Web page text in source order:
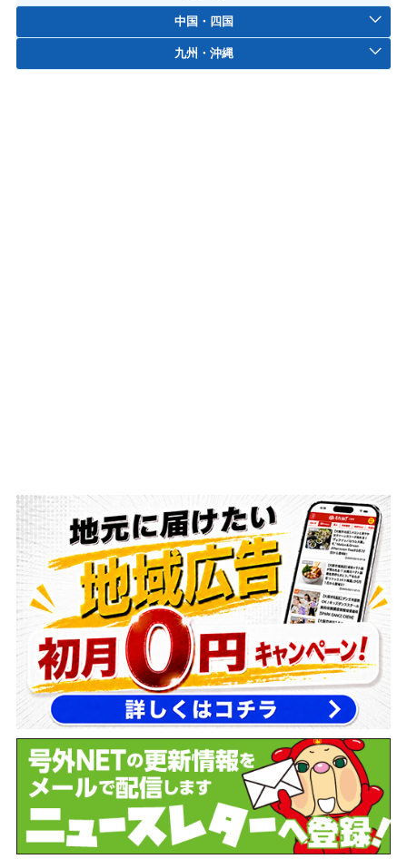
中国・四国
九州・沖縄